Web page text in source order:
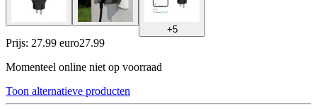
+5
Prijs: 27.99 euro27.99
Momenteel online niet op voorraad
Toon alternatieve producten